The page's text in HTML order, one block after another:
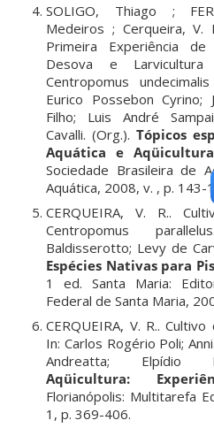
SOLIGO, Thiago ;
Medeiros ; Cerqueira, V.
Primeira Experiência de
Desova e Larvicultura
Centropomus
Eurico Possebon Cyrino;
Filho; Luis André
Cavalli. (Org.).Tópicos
Aquática e
Sociedade Brasileira de
Aquática, 2008, v. , p. 143-
CERQUEIRA, V. R..
Centropomus
Baldisserotto; Levy de
Espécies Nativas para
1 ed. Santa Maria:
Federal de Santa Maria,
CERQUEIRA, V. R..
In: Carlos Rogério Poli;
Andreatta; Elpídio
Aqüicultura:
Florianópolis: Multitarefa
1, p. 369-406.